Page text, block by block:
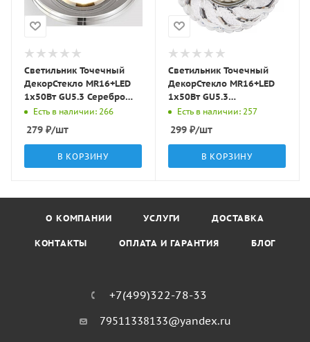
Светильник Точечный
ДекорСтекло MR16+LED
1х50Вт GU5.3 Серебро
D95х25мм IP20 D0301L
Есть в наличии: 266
279 ₽/шт
В КОРЗИНУ
Светильник Точечный
ДекорСтекло MR16+LED
1х50Вт GU5.3
Прозрачный D95х25мм
IP20 K1109L/K1670L LBT
Есть в наличии: 257
299 ₽/шт
В КОРЗИНУ
О КОМПАНИИ УСЛУГИ ДОСТАВКА
КОНТАКТЫ ОПЛАТА И ГАРАНТИЯ БЛОГ
+7(499)322-78-33
79511338133@yandex.ru